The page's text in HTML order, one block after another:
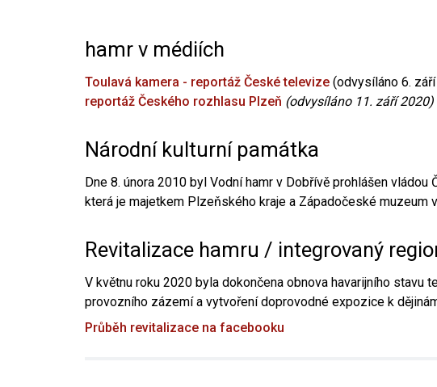
hamr v médiích
Toulavá kamera - reportáž České televize (odvysíláno 6.
reportáž Českého rozhlasu Plzeň (odvysíláno 11. září 2020)
Národní kulturní památka
Dne 8. února 2010 byl Vodní hamr v Dobřívě prohlášen
která je majetkem Plzeňského kraje a Západočeské muzeum
Revitalizace hamru / integrovaný
V květnu roku 2020 byla dokončena obnova havarijního stavu
provozního zázemí a vytvoření doprovodné expozice k
Průběh revitalizace na facebooku